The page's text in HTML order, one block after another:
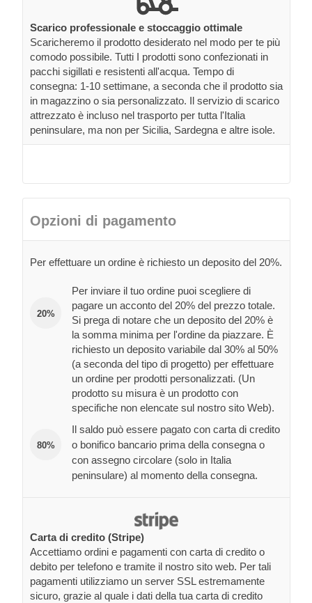
Scarico professionale e stoccaggio ottimale
Scaricheremo il prodotto desiderato nel modo per te più
comodo possibile. Tutti I prodotti sono confezionati in
pacchi sigillati e resistenti all'acqua. Tempo di
consegna: 1-10 settimane, a seconda che il prodotto sia
in magazzino o sia personalizzato. Il servizio di scarico
attrezzato è incluso nel trasporto per tutta l'Italia
peninsulare, ma non per Sicilia, Sardegna e altre isole.
Opzioni di pagamento
Per effettuare un ordine è richiesto un deposito del 20%.
20%
Per inviare il tuo ordine puoi scegliere di
pagare un acconto del 20% del prezzo totale.
Si prega di notare che un deposito del 20% è
la somma minima per l'ordine da piazzare. È
richiesto un deposito variabile dal 30% al 50%
(a seconda del tipo di progetto) per effettuare
un ordine per prodotti personalizzati. (Un
prodotto su misura è un prodotto con
specifiche non elencate sul nostro sito Web).
80%
Il saldo può essere pagato con carta di credito
o bonifico bancario prima della consegna o
con assegno circolare (solo in Italia
peninsulare) al momento della consegna.
Carta di credito (Stripe)
Accettiamo ordini e pagamenti con carta di credito o
debito per telefono e tramite il nostro sito web. Per tali
pagamenti utilizziamo un server SSL estremamente
sicuro, grazie al quale i dati della tua carta di credito